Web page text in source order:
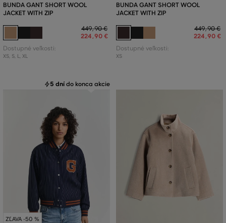
BUNDA GANT SHORT WOOL
JACKET WITH ZIP
449,90 €
224,90 €
Dostupné veľkosti:
XS, S, L XL
BUNDA GANT SHORT WOOL
JACKET WITH ZIP
449,90 €
224,90 €
Dostupné veľkosti:
XS
5 dní do konca akcie
ZĽAVA -50 %